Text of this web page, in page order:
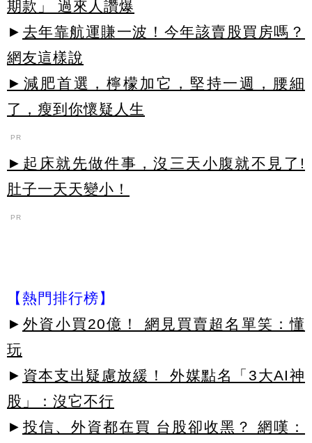
期款」 過來人讚爆
► 去年靠航運賺一波！今年該賣股買房嗎？
網友這樣說
►減肥首選，檸檬加它，堅持一週，腰細
了，瘦到你懷疑人生
PR
►起床就先做件事，沒三天小腹就不見了!
肚子一天天變小！
PR
【熱門排行榜】
► 外資小買20億！ 網見買賣超名單笑：懂
玩
► 資本支出疑慮放緩！ 外媒點名「3大AI神
股」：沒它不行
► 投信、外資都在買 台股卻收黑？ 網嘆：